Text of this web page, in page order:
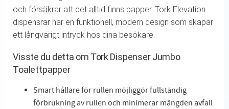
och försäkrar att det alltid finns papper. Tork Elevation
dispensrar har en funktionell, modern design som skapar
ett långvarigt intryck hos dina besökare.
Visste du detta om Tork Dispenser Jumbo
Toalettpapper
Smart hållare för rullen möjliggör fullständig
förbrukning av rullen och minimerar mängden avfall